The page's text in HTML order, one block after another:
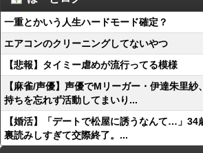
一重とかいう人生ハードモード確定？
エアコンのクリーニングしてないやつ
【悲報】タイミー虐めが流行ってる模様
【麻雀/声優】声優でMリーガー・伊達朱里
持ちを忘れず活動してまいり...
【婚活】「デートで松屋に誘うなんて…」34
裏読みしすぎて交際終了。...